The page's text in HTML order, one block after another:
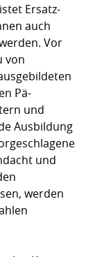
Ersatz-
auch
Vor
von
Pä-
und
Ausbildung
und
werden